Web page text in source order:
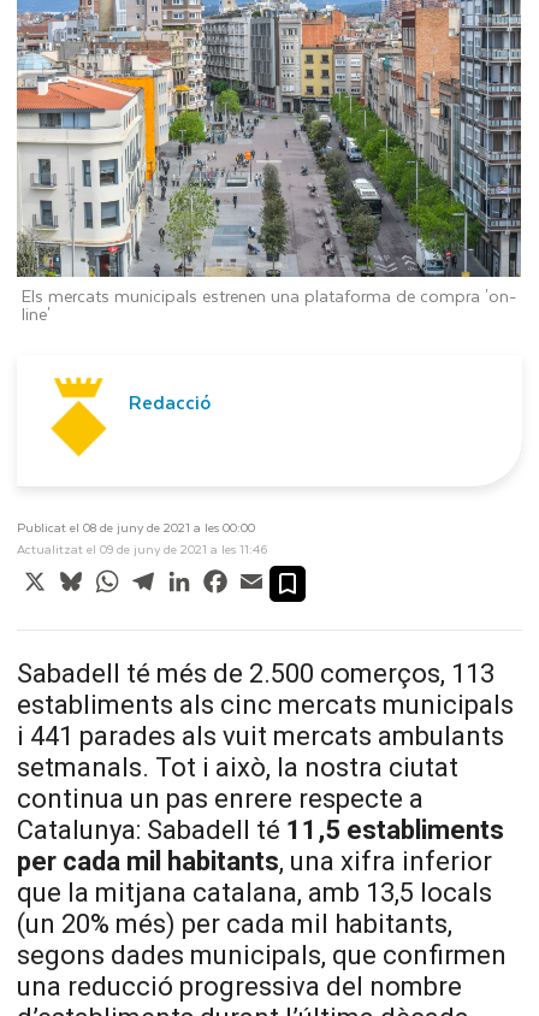
Els mercats municipals estrenen una plataforma de compra 'on-
line'
Redacció
Publicat el 08 de juny de 2021 a les 00:00
Actualitzat el 09 de juny de 2021 a les 11:46
X BlueskyWhatsApp
TelegramLinkedInFacebook
Email
Sabadell té més de 2.500 comerços, 113
establiments als cinc mercats municipals
i 441 parades als vuit mercats ambulants
setmanals. Tot i això, la nostra ciutat
continua un pas enrere respecte a
Catalunya: Sabadell té 11,5 establiments
per cada mil habitants, una xifra inferior
que la mitjana catalana, amb 13,5 locals
(un 20% més) per cada mil habitants,
segons dades municipals, que confirmen
una reducció progressiva del nombre